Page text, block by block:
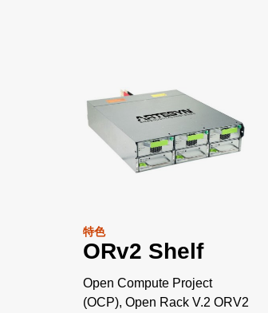
特色
ORv2 Shelf
Open Compute Project
(OCP), Open Rack V.2 ORV2